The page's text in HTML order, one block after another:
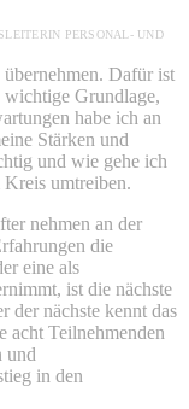
PERSONAL- UND
Dafür ist
wichtige Grundlage,
habe ich an
Stärken und
und wie gehe ich
umtreiben.
nehmen an der
die
eine als
ist die nächste
der nächste kennt das
acht Teilnehmenden
und
in den